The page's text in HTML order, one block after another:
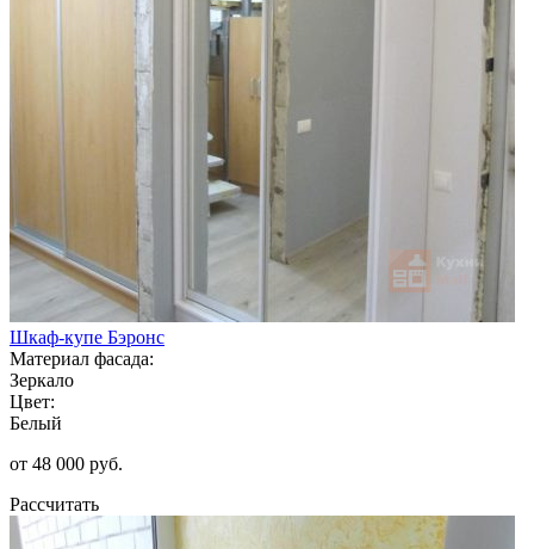
Шкаф-купе Бэронс
Материал фасада:
Зеркало
Цвет:
Белый
от 48 000 руб.
Рассчитать